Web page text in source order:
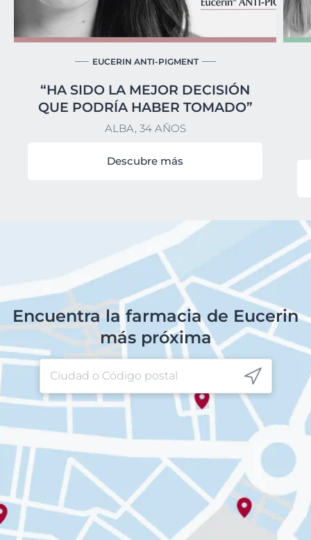
EUCERIN ANTI-PIGMENT
“HA SIDO LA MEJOR DECISIÓN
QUE PODRÍA HABER TOMADO”
ALBA, 34 AÑOS
Descubre más
Encuentra la farmacia de Eucerin
más próxima